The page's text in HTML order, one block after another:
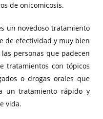
de onicomicosis.
un novedoso tratamiento
de efectividad y muy bien
personas que padecen
tratamientos con tópicos
o drogas orales que
un tratamiento rápido y
vida.